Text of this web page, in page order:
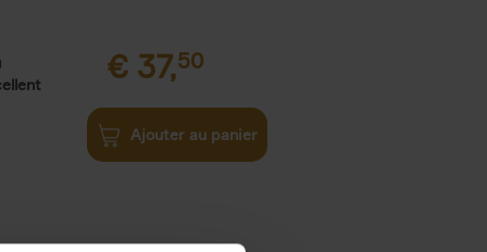
€ 37,50
Ajouter au panier